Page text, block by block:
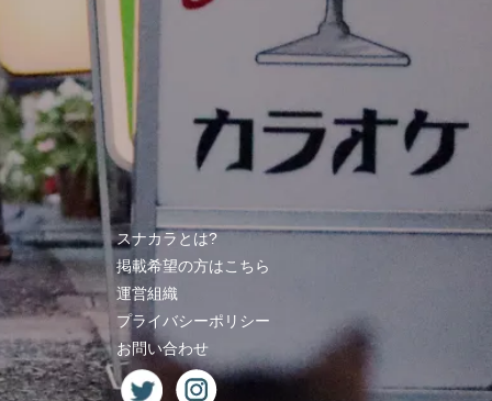
スナカラとは?
掲載希望の方はこちら
運営組織
プライバシーポリシー
お問い合わせ